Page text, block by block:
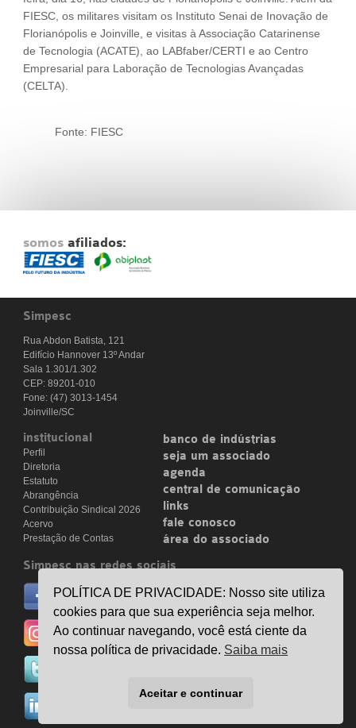
FIESC, os militares visitam os Instituto Senai de Inovação de
Florianópolis e Joinville, e visitas à Associação Catarinense
de Tecnologia (ACATE), ao LABfaber/CERTI e ao Centro
Empresarial para Laboração de Tecnologias Avançadas
(CELTA).
Fonte: FIESC
somos afiliados:
Simpesc
Rua Abdon Batista, 121
Edifício Hannover 13º Andar
Sala 1.301/1.302
CEP: 89201-010
Fone: (47) 3013-1454
Joinville/SC
institucional
Perfil
Diretoria
Estatuto
Abrangência
Contribuição Sindical 2026
Acervo
Prestação de Contas
banco de indústrias
seja um associado
agenda
central de comunicação
links
fale conosco
área do associado
Simpesc nas redes sociais
no facebook
/simpesc
no instagram
@simpescplasticos
POLÍTICA DE PRIVACIDADE: Nosso site utiliza
cookies para que sua experiência seja melhor.
Ao continuar navegando, você está ciente da
nossa política de privacidade. Saiba mais
Aceitar e continuar